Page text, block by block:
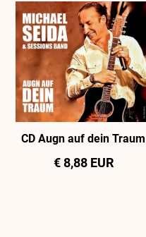
CD Augn auf dein Traum
€ 8,88 EUR